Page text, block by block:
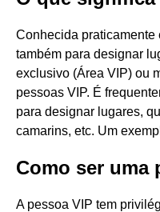
Conhecida praticamente
também para designar
exclusivo (Área VIP) ou
pessoas VIP. É
para designar lugares,
camarins, etc. Um
Como ser uma
A pessoa VIP tem